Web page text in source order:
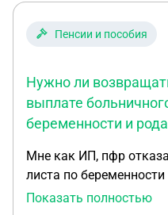
Пенсии и пособия
Нужно ли
выплате
беременности и
Мне как ИП, пфр
листа по
тем, что декрет
Показать полностью